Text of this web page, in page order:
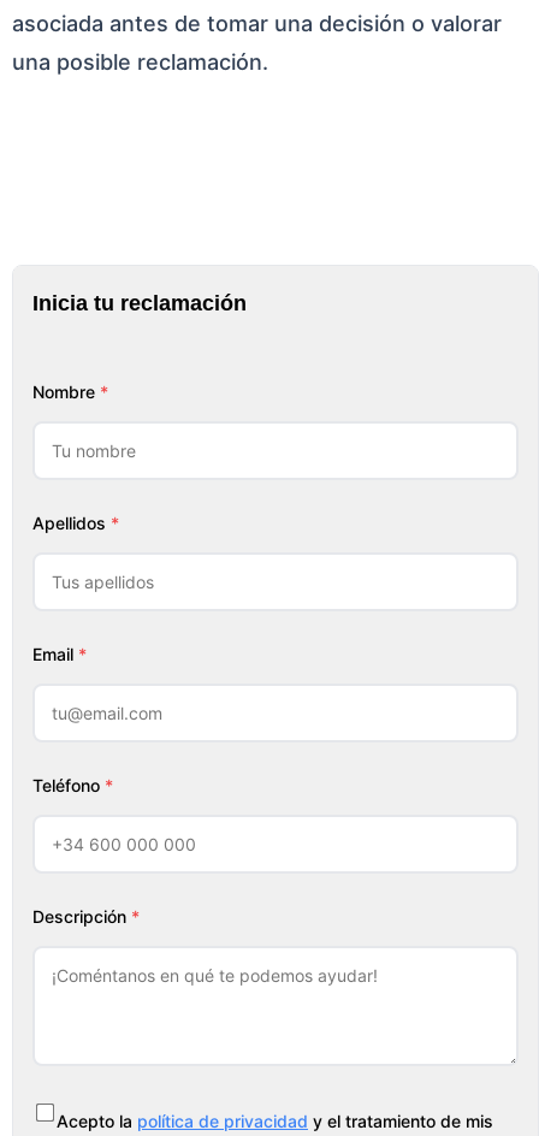
asociada antes de tomar una decisión o valorar
una posible reclamación.
Inicia tu reclamación
Nombre *
Apellidos *
Email *
Teléfono *
Descripción *
Acepto la política de privacidad y el tratamiento de mis